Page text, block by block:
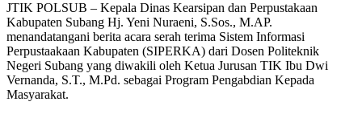
JTIK POLSUB – Kepala Dinas Kearsipan dan Perpustakaan
Kabupaten Subang Hj. Yeni Nuraeni, S.Sos., M.AP.
menandatangani berita acara serah terima Sistem Informasi
Perpustaakaan Kabupaten (SIPERKA) dari Dosen Politeknik
Negeri Subang yang diwakili oleh Ketua Jurusan TIK Ibu Dwi
Vernanda, S.T., M.Pd. sebagai Program Pengabdian Kepada
Masyarakat.